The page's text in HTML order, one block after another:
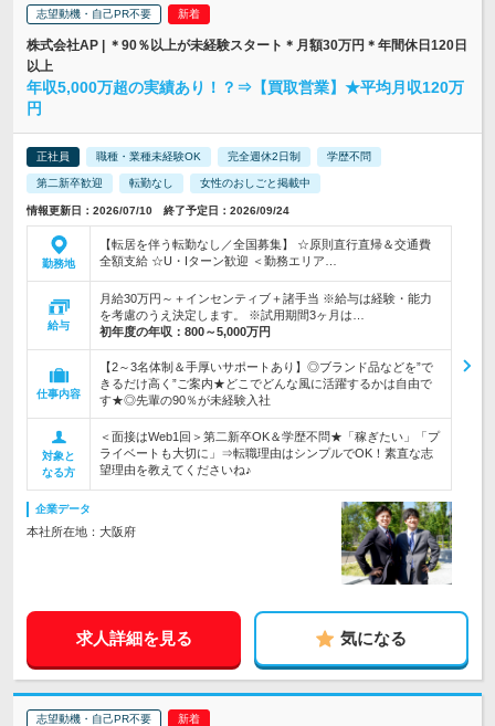
志望動機・自己PR不要
株式会社AP | ＊90％以上が未経験スタート＊月額30万円＊年間休日120日
以上
年収5,000万超の実績あり！？⇒【買取営業】★平均月収120万
円
正社員 職種・業種未経験OK 完全週休2日制 学歴不問
第二新卒歓迎 転勤なし 女性のおしごと掲載中
情報更新日：2026/07/10 終了予定日：2026/09/24
勤務地
【転居を伴う転勤なし／全国募集】 ☆原則直行直帰＆交通費
全額支給 ☆U・Iターン歓迎 ＜勤務エリア…
給与
月給30万円～＋インセンティブ＋諸手当 ※給与は経験・能力
を考慮のうえ決定します。 ※試用期間3ヶ月は…
初年度の年収： 800～5,000万円
仕事内容
【2～3名体制＆手厚いサポートあり】◎ブランド品などを”で
きるだけ高く”ご案内★どこでどんな風に活躍するかは自由で
す★◎先輩の90％が未経験入社
対象と
なる方
＜面接はWeb1回＞第二新卒OK＆学歴不問★「稼ぎたい」「プ
ライベートも大切に」⇒転職理由はシンプルでOK！素直な志
望理由を教えてくださいね♪
企業データ
本社所在地：大阪府
求人詳細を見る 気になる
志望動機・自己PR不要